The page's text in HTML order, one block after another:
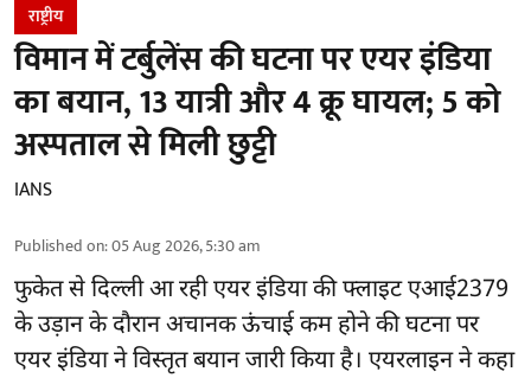
राष्ट्रीय
विमान में टर्बुलेंस की घटना पर एयर इंडिया
का बयान, 13 यात्री और 4 क्रू घायल; 5 को
अस्पताल से मिली छुट्टी
IANS
Published on:05 Aug 2026, 5:30 am
फुकेत सेदिल्लीआ रही एयर इंडिया की फ्लाइट एआई2379
के उड़ान के दौरान अचानक ऊंचाई कम होने की घटना पर
एयर इंडिया ने विस्तृत बयान जारी किया है। एयरलाइन ने कहा